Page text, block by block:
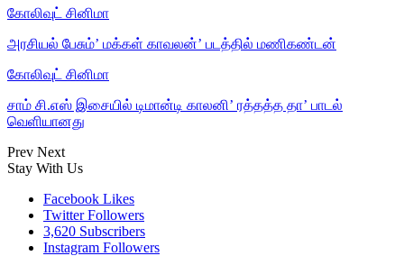
கோலிவுட் சினிமா
அரசியல் பேசும்’ மக்கள் காவலன்’ படத்தில் மணிகண்டன்
கோலிவுட் சினிமா
சாம் சி.எஸ் இசையில் டிமான்டி காலனி’ ரத்தத்த தா’ பாடல்
வெளியானது
Prev Next
Stay With Us
Facebook Likes
Twitter Followers
3,620 Subscribers
Instagram Followers